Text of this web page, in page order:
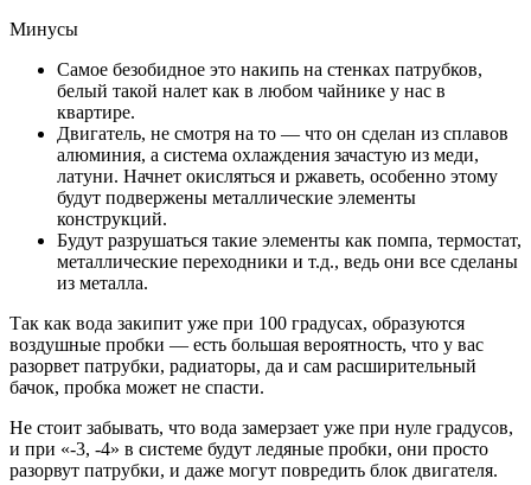
Минусы
Самое безобидное это накипь на стенках патрубков,
белый такой налет как в любом чайнике у нас в
квартире.
Двигатель, не смотря на то — что он сделан из сплавов
алюминия, а система охлаждения зачастую из меди,
латуни. Начнет окисляться и ржаветь, особенно этому
будут подвержены металлические элементы
конструкций.
Будут разрушаться такие элементы как помпа, термостат,
металлические переходники и т.д., ведь они все сделаны
из металла.
Так как вода закипит уже при 100 градусах, образуются
воздушные пробки — есть большая вероятность, что у вас
разорвет патрубки, радиаторы, да и сам расширительный
бачок, пробка может не спасти.
Не стоит забывать, что вода замерзает уже при нуле градусов,
и при «-3, -4» в системе будут ледяные пробки, они просто
разорвут патрубки, и даже могут повредить блок двигателя.